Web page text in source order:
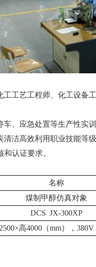
工工艺工程师、化工设备
车、应急处置等生产性实训
清洁高效利用职业技能等
认证要求。
名称
煤制甲醇仿真对象
DCS JX-300XP
高4000（mm），